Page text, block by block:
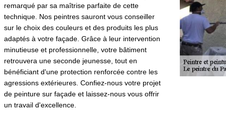
remarqué par sa maîtrise parfaite de cette
technique. Nos peintres sauront vous conseiller
sur le choix des couleurs et des produits les plus
adaptés à votre façade. Grâce à leur intervention
minutieuse et professionnelle, votre bâtiment
retrouvera une seconde jeunesse, tout en
bénéficiant d'une protection renforcée contre les
agressions extérieures. Confiez-nous votre projet
de peinture sur façade et laissez-nous vous offrir
un travail d'excellence.